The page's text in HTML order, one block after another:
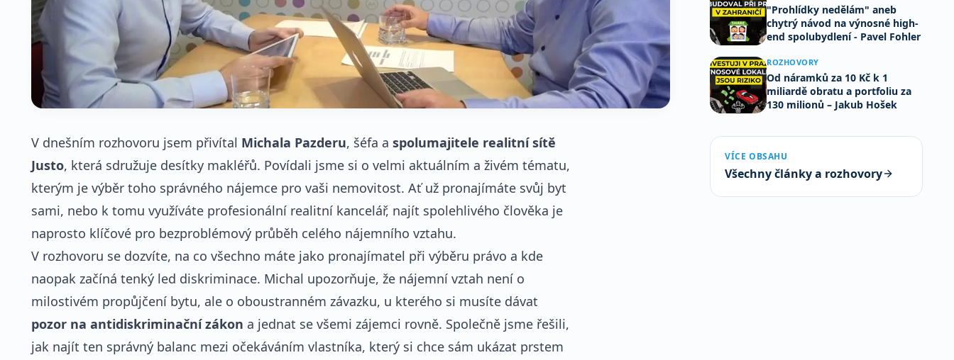
V dnešním rozhovoru jsem přivítal Michala Pazderu, šéfa a spolumajitele realitní sítě
Justo, která sdružuje desítky makléřů. Povídali jsme si o velmi aktuálním a živém tématu,
kterým je výběr toho správného nájemce pro vaši nemovitost. Ať už pronajímáte svůj byt
sami, nebo k tomu využíváte profesionální realitní kancelář, najít spolehlivého člověka je
naprosto klíčové pro bezproblémový průběh celého nájemního vztahu.
V rozhovoru se dozvíte, na co všechno máte jako pronajímatel při výběru právo a kde
naopak začíná tenký led diskriminace. Michal upozorňuje, že nájemní vztah není o
milostivém propůjčení bytu, ale o oboustranném závazku, u kterého si musíte dávat
pozor na antidiskriminační zákon a jednat se všemi zájemci rovně. Společně jsme řešili,
jak najít ten správný balanc mezi očekáváním vlastníka, který si chce sám ukázat prstem
"Prohlídky nedělám" aneb
chytrý návod na výnosné high-
end spolubydlení - Pavel Fohler
ROZHOVORY
Od náramků za 10 Kč k 1
miliardě obratu a portfoliu za
130 milionů – Jakub Hošek
VÍCE OBSAHU
Všechny články a rozhovory